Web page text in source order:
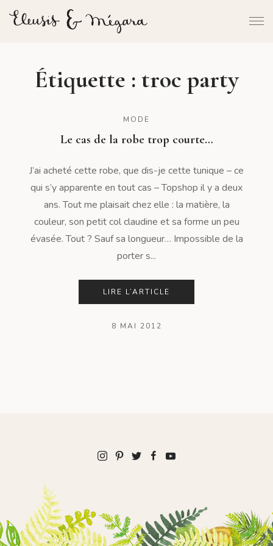
Étiquette : troc party
MODE
Le cas de la robe trop courte…
J’ai acheté cette robe, que dis-je cette tunique – ce
qui s’y apparente en tout cas – Topshop il y a deux
ans. Tout me plaisait chez elle : la matière, la
couleur, son petit col claudine et sa forme un peu
évasée. Tout ? Sauf sa longueur… Impossible de la
porter s...
LIRE L’ARTICLE
8 MAI 2012